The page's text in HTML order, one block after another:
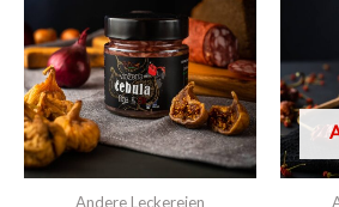
Andere Leckereien